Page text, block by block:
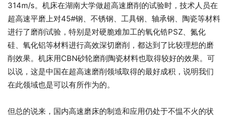
314m/s。机床在湖南大学做超高速磨削的试验时，技术人员在
超高速平磨上对45#钢、不锈钢、工具钢、轴承钢、陶瓷等材料
进行了磨削试验，特别是对硬脆难加工的氧化锆PSZ、氮化
硅、氧化铝等材料进行高效深切磨削，都达到了比较理想的磨
削效果。机床用CBN砂轮磨削陶瓷材料也取得较好的效果。可
以说，这是中国在超高速磨削领域取得的最好成积，说明我们
在此领域也是可以有所作为的。
但总的说来，国内高速磨床的制造和应用仍处于不愠不火的状